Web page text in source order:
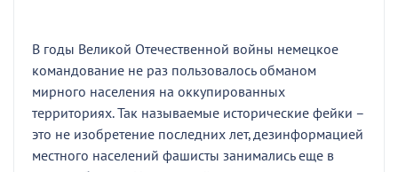
В годы Великой Отечественной войны немецкое
командование не раз пользовалось обманом
мирного населения на оккупированных
территориях. Так называемые исторические фейки –
это не изобретение последних лет, дезинформацией
местного населений фашисты занимались еще в